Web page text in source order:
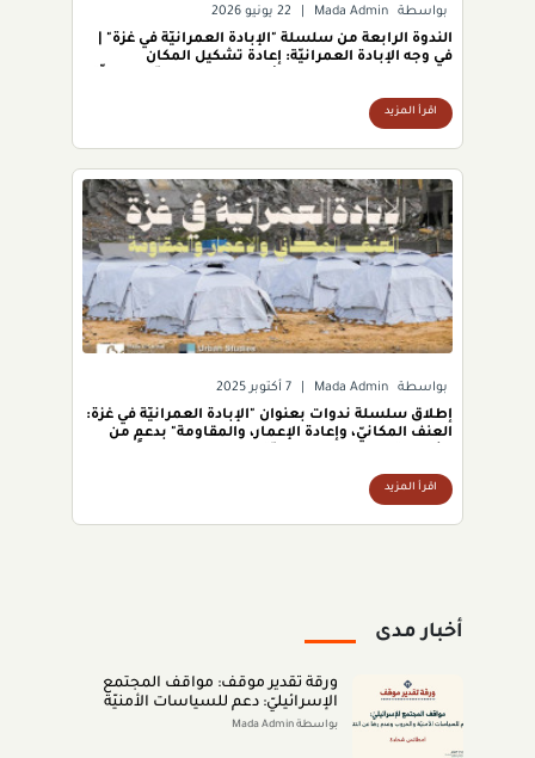
بواسطة Mada Admin 22 يونيو 2026
الندوة الرابعة من سلسلة "الإبادة العمرانيّة في غزّة" |
في وجه الإبادة العمرانيّة: إعادة تشكيل المكان
اقرأ المزيد
بواسطة Mada Admin 7 أكتوبر 2025
إطلاق سلسلة ندوات بعنوان "الإبادة العمرانيّة في غزّة:
العنف المكانيّ، وإعادة الإعمار، والمقاومة" بدعمٍ من
اقرأ المزيد
أخبار مدى
ورقة تقدير موقف: مواقف المجتمع
الإسرائيليّ: دعم للسياسات الأمنيّة
والحروب وعدم رضا عن النتائج (تمّوز
بواسطة Mada Admin